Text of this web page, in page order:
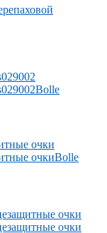
Bolle
Bolle